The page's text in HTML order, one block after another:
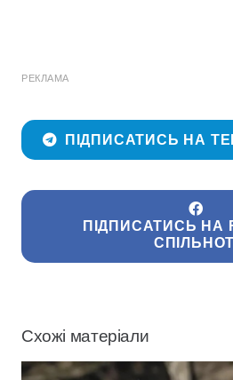
РЕКЛАМА
ПІДПИСАТИСЬ НА
ПІДПИСАТИСЬ НА
Схожі матеріали